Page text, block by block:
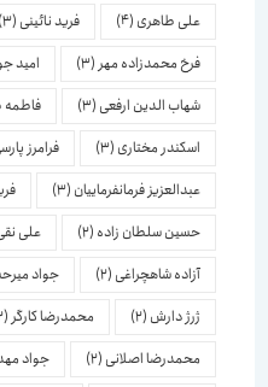
علی طاهری(4) فرید نائینی(3)
فرخ محمدزاده مهر (3) امید
شهاب الدین ارفعی(3) فاطمه
اسكندر مختاری(3) فرامرز پارسی(3)
عبدالعزیز فرمانفرماییان(3)
حسین سلطان زاده(2) علی نقی
آزاده شاهچراغی(2) جواد
ژرژ دارش(2) محمدرضا کارگر(2)
محمدرضا اصلانی(2) جواد مهدی